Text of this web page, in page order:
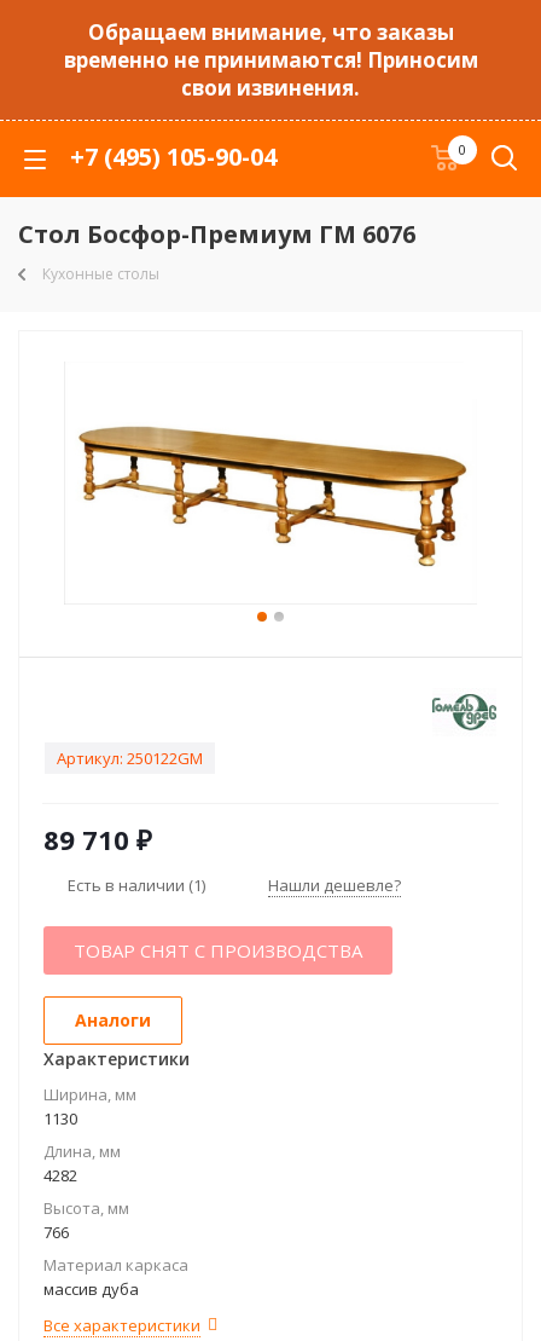
Обращаем внимание, что заказы
временно не принимаются! Приносим
свои извинения.
+7 (495) 105-90-04 0
Стол Босфор-Премиум ГМ 6076
Кухонные столы
Артикул: 250122GM
89 710 ₽
Есть в наличии (1) Нашли дешевле?
ТОВАР СНЯТ С ПРОИЗВОДСТВА
Аналоги
Характеристики
Ширина, мм
1130
Длина, мм
4282
Высота, мм
766
Материал каркаса
массив дуба
Все характеристики